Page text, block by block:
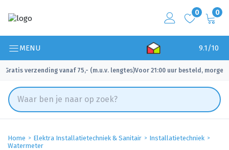
0 0
MENU 9.1/10
Gratis verzending vanaf 75,- (m.u.v. lengtes)
✓ Voor 21:00 uur besteld, morgen
Home Elektra Installatietechniek & Sanitair
Installatietechniek
Watermeter